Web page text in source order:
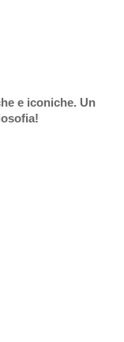
e iconiche. Un